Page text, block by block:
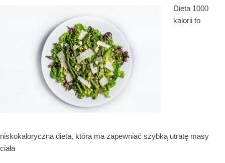
Dieta 1000
kalorii to
niskokaloryczna dieta, która ma zapewniać szybką utratę masy
ciała